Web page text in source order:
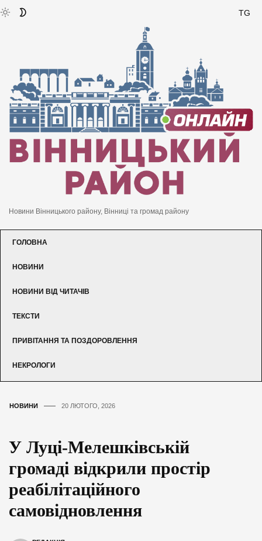
TG
Новини Вінницького району, Вінниці та громад району
ГОЛОВНА
НОВИНИ
НОВИНИ ВІД ЧИТАЧІВ
ТЕКСТИ
ПРИВІТАННЯ ТА ПОЗДОРОВЛЕННЯ
НЕКРОЛОГИ
НОВИНИ 20 ЛЮТОГО, 2026
У Луці-Мелешківській
громаді відкрили простір
реабілітаційного
самовідновлення